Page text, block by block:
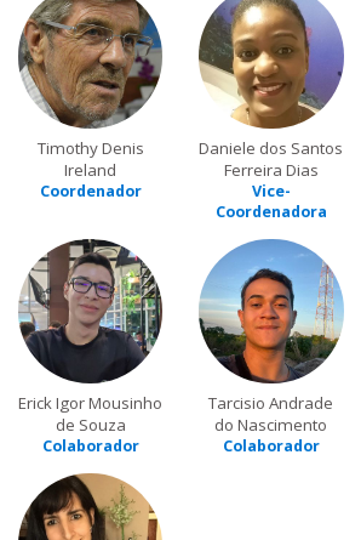
Timothy Denis
Ireland
Coordenador
Daniele dos Santos
Ferreira Dias
Vice-
Coordenadora
Erick Igor Mousinho
de Souza
Colaborador
Tarcisio Andrade
do Nascimento
Colaborador